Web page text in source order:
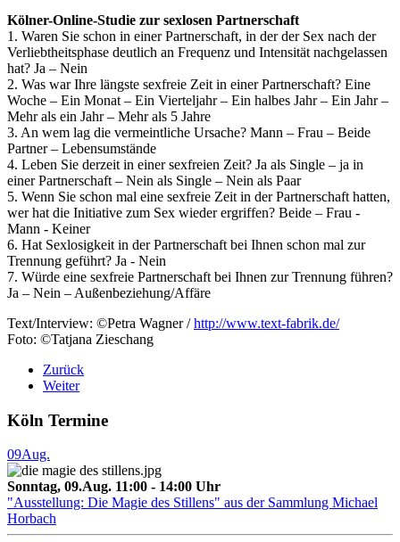
Kölner-Online-Studie zur sexlosen Partnerschaft
1. Waren Sie schon in einer Partnerschaft, in der der Sex nach der
Verliebtheitsphase deutlich an Frequenz und Intensität nachgelassen
hat? Ja – Nein
2. Was war Ihre längste sexfreie Zeit in einer Partnerschaft? Eine
Woche – Ein Monat – Ein Vierteljahr – Ein halbes Jahr – Ein Jahr –
Mehr als ein Jahr – Mehr als 5 Jahre
3. An wem lag die vermeintliche Ursache? Mann – Frau – Beide
Partner – Lebensumstände
4. Leben Sie derzeit in einer sexfreien Zeit? Ja als Single – ja in
einer Partnerschaft – Nein als Single – Nein als Paar
5. Wenn Sie schon mal eine sexfreie Zeit in der Partnerschaft hatten,
wer hat die Initiative zum Sex wieder ergriffen? Beide – Frau -
Mann - Keiner
6. Hat Sexlosigkeit in der Partnerschaft bei Ihnen schon mal zur
Trennung geführt? Ja - Nein
7. Würde eine sexfreie Partnerschaft bei Ihnen zur Trennung führen?
Ja – Nein – Außenbeziehung/Affäre
Text/Interview: ©Petra Wagner /http://www.text-fabrik.de/
Foto: ©Tatjana Zieschang
Zurück
Weiter
Köln Termine
09Aug.
Sonntag, 09.Aug. 11:00 - 14:00 Uhr
"Ausstellung: Die Magie des Stillens" aus der Sammlung Michael
Horbach